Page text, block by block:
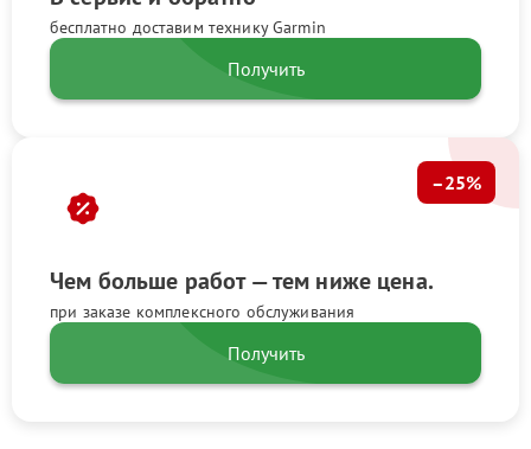
бесплатно доставим технику Garmin
Получить
Чем больше работ — тем ниже цена.
при заказе комплексного обслуживания
–25%
Получить